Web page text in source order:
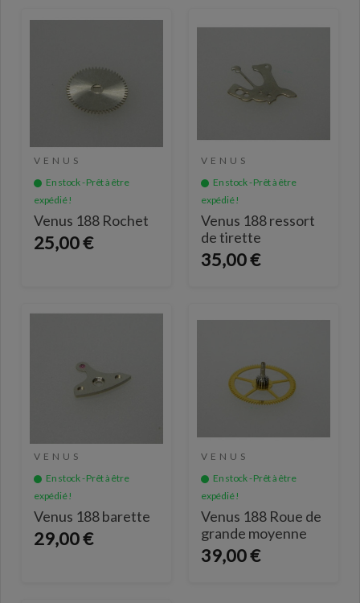
VENUS
En stock - Prêt à être
expédié !
Venus 188 Rochet
25,00 €
VENUS
En stock - Prêt à être
expédié !
Venus 188 ressort
de tirette
35,00 €
VENUS
En stock - Prêt à être
expédié !
Venus 188 barette
29,00 €
VENUS
En stock - Prêt à être
expédié !
Venus 188 Roue de
grande moyenne
39,00 €